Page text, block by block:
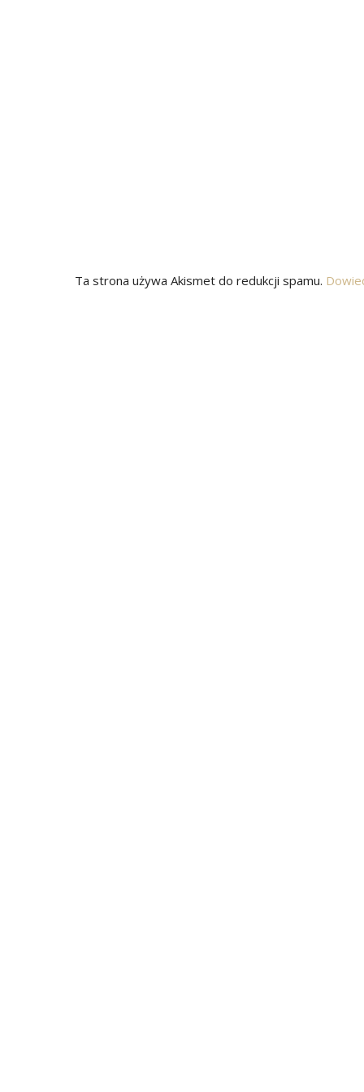
Ta strona używa Akismet do redukcji spamu.